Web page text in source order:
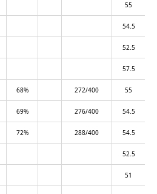
55
54.5
52.5
57.5
68% 272/400 55
69% 276/400 54.5
72% 288/400 54.5
52.5
51